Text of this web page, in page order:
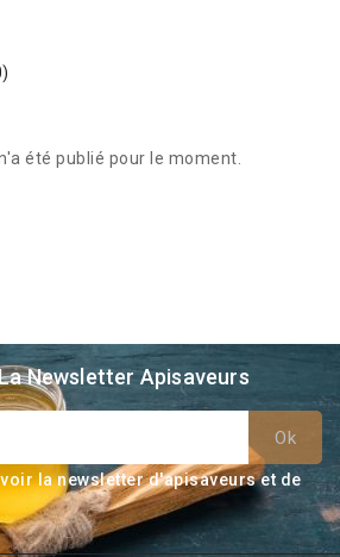
été publié pour le moment.
Newsletter Apisaveurs
la newsletter d'apisaveurs et de